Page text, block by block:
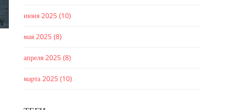
июня 2025 (10)
мая 2025 (8)
апреля 2025 (8)
марта 2025 (10)